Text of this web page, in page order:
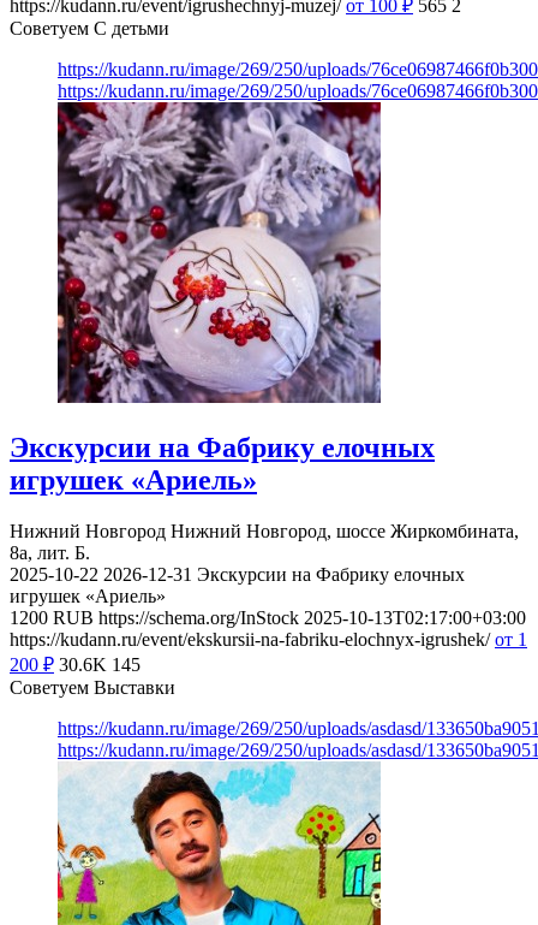
https://kudann.ru/event/igrushechnyj-muzej/ от 100 ₽ 565 2
Советуем С детьми
https://kudann.ru/image/269/250/uploads/
https://kudann.ru/image/269/250/uploads/
Экскурсии на Фабрику елочных
игрушек «Ариель»
Нижний Новгород Нижний Новгород, шоссе Жиркомбината,
8а, лит. Б.
2025-10-22 2026-12-31 Экскурсии на Фабрику елочных
игрушек «Ариель»
1200 RUB https://schema.org/InStock 2025-10-13T02:17:00+03:00
https://kudann.ru/event/ekskursii-na-fabriku-elochnyx-igrushek/ от 1
200 ₽ 30.6K 145
Советуем Выставки
https://kudann.ru/image/269/250/uploads/asdasd/
https://kudann.ru/image/269/250/uploads/asdasd/